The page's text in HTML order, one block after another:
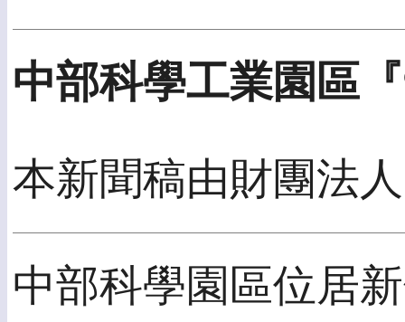
中部科學工業園區
本新聞稿由財團法
中部科學園區位居